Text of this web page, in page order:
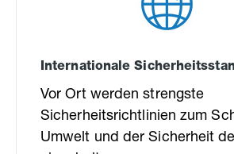
Internationale
Vor Ort werden strengste
Sicherheitsrichtlinien zum
Umwelt und der Sicherheit